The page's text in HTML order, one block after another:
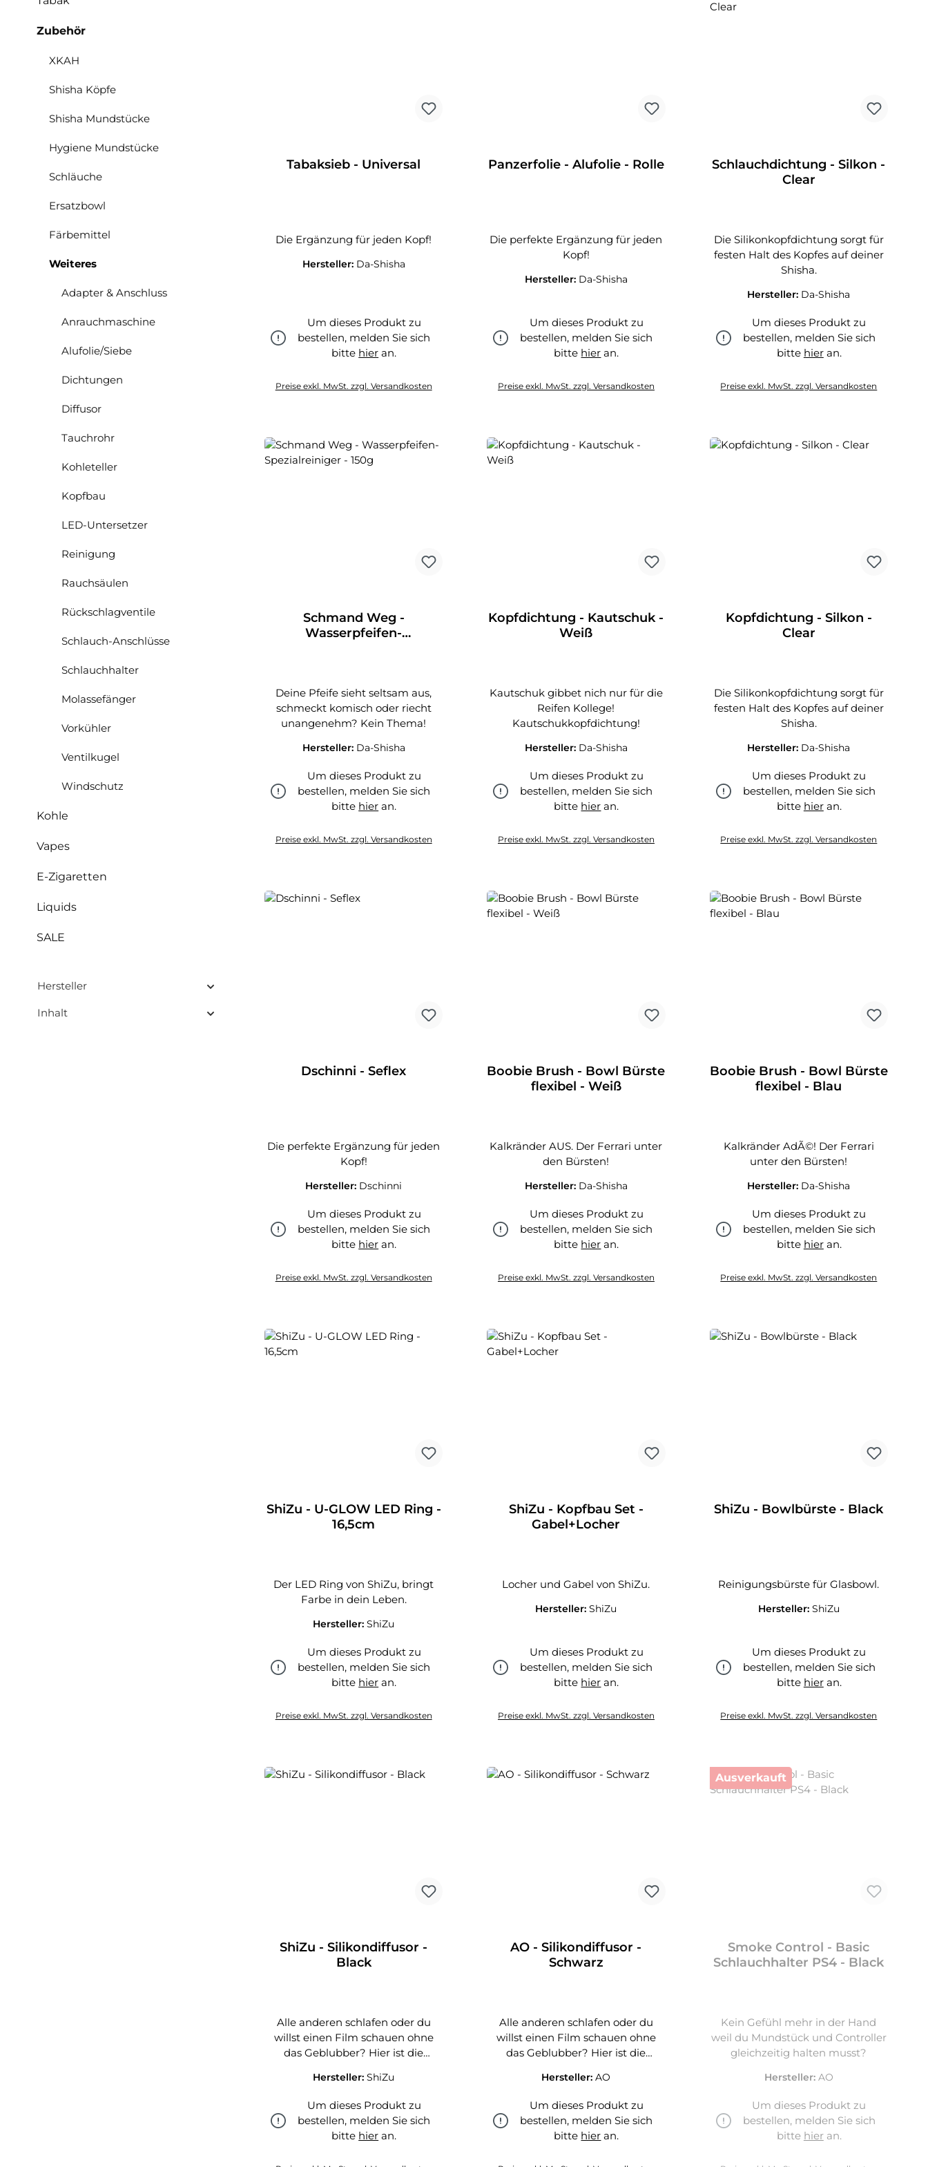
Zubehör
XKAH
Shisha Köpfe
Shisha Mundstücke
Hygiene Mundstücke
Schläuche
Ersatzbowl
Färbemittel
Weiteres
Adapter & Anschluss
Anrauchmaschine
Alufolie/Siebe
Dichtungen
Diffusor
Tauchrohr
Kohleteller
Kopfbau
LED-Untersetzer
Reinigung
Rauchsäulen
Rückschlagventile
Schlauch-Anschlüsse
Schlauchhalter
Molassefänger
Vorkühler
Ventilkugel
Windschutz
Kohle
Vapes
E-Zigaretten
Liquids
SALE
Hersteller
Inhalt
Tabaksieb - Universal
Die Ergänzung für jeden Kopf!
Hersteller: Da-Shisha
Um dieses Produkt zu
bestellen, melden Sie sich
bitte hier an.
Preise exkl. MwSt. zzgl. Versandkosten
Panzerfolie - Alufolie - Rolle
Die perfekte Ergänzung für jeden
Kopf!
Hersteller: Da-Shisha
Um dieses Produkt zu
bestellen, melden Sie sich
bitte hier an.
Preise exkl. MwSt. zzgl. Versandkosten
Schlauchdichtung - Silkon -
Clear
Die Silikonkopfdichtung sorgt für
festen Halt des Kopfes auf deiner
Shisha.
Hersteller: Da-Shisha
Um dieses Produkt zu
bestellen, melden Sie sich
bitte hieran.
Preise exkl. MwSt. zzgl. Versandkosten
Schmand Weg -
Wasserpfeifen-
Deine Pfeife sieht seltsam aus,
schmeckt komisch oder riecht
unangenehm? Kein Thema!
Hersteller: Da-Shisha
Um dieses Produkt zu
bestellen, melden Sie sich
bitte hier an.
Preise exkl. MwSt. zzgl. Versandkosten
Kopfdichtung - Kautschuk -
Weiß
Kautschuk gibbet nich nur für die
Reifen Kollege!
Kautschukkopfdichtung!
Hersteller: Da-Shisha
Um dieses Produkt zu
bestellen, melden Sie sich
bitte hier an.
Preise exkl. MwSt. zzgl. Versandkosten
Kopfdichtung - Silkon -
Clear
Die Silikonkopfdichtung sorgt für
festen Halt des Kopfes auf deiner
Shisha.
Hersteller: Da-Shisha
Um dieses Produkt zu
bestellen, melden Sie sich
bitte hieran.
Preise exkl. MwSt. zzgl. Versandkosten
Dschinni - Seflex
Die perfekte Ergänzung für jeden
Kopf!
Hersteller: Dschinni
Um dieses Produkt zu
bestellen, melden Sie sich
bitte hier an.
Preise exkl. MwSt. zzgl. Versandkosten
Boobie Brush - Bowl Bürste
flexibel - Weiß
Kalkränder AUS. Der Ferrari unter
den Bürsten!
Hersteller: Da-Shisha
Um dieses Produkt zu
bestellen, melden Sie sich
bitte hier an.
Preise exkl. MwSt. zzgl. Versandkosten
Boobie Brush - Bowl Bürste
flexibel - Blau
Kalkränder AdÃ©! Der Ferrari
unter den Bürsten!
Hersteller: Da-Shisha
Um dieses Produkt zu
bestellen, melden Sie sich
bitte hieran.
Preise exkl. MwSt. zzgl. Versandkosten
ShiZu - U-GLOW LED Ring -
16,5cm
Der LED Ring von ShiZu, bringt
Farbe in dein Leben.
Hersteller:ShiZu
Um dieses Produkt zu
bestellen, melden Sie sich
bitte hier an.
Preise exkl. MwSt. zzgl. Versandkosten
ShiZu - Kopfbau Set -
Gabel+Locher
Locher und Gabel von ShiZu.
Hersteller:ShiZu
Um dieses Produkt zu
bestellen, melden Sie sich
bitte hier an.
Preise exkl. MwSt. zzgl. Versandkosten
ShiZu - Bowlbürste - Black
Reinigungsbürste für Glasbowl.
Hersteller: ShiZu
Um dieses Produkt zu
bestellen, melden Sie sich
bitte hieran.
Preise exkl. MwSt. zzgl. Versandkosten
ShiZu - Silikondiffusor -
Black
Alle anderen schlafen oder du
willst einen Film schauen ohne
das Geblubber? Hier ist die
Hersteller:ShiZu
Um dieses Produkt zu
bestellen, melden Sie sich
bitte hier an.
AO - Silikondiffusor -
Schwarz
Alle anderen schlafen oder du
willst einen Film schauen ohne
das Geblubber? Hier ist die
Hersteller:AO
Um dieses Produkt zu
bestellen, melden Sie sich
bitte hier an.
Ausverkauft
Smoke Control - Basic
Schlauchhalter PS4 - Black
Kein Gefühl mehr in der Hand
weil du Mundstück und Controller
gleichzeitig halten musst?
Hersteller: AO
Um dieses Produkt zu
bestellen, melden Sie sich
bitte hieran.